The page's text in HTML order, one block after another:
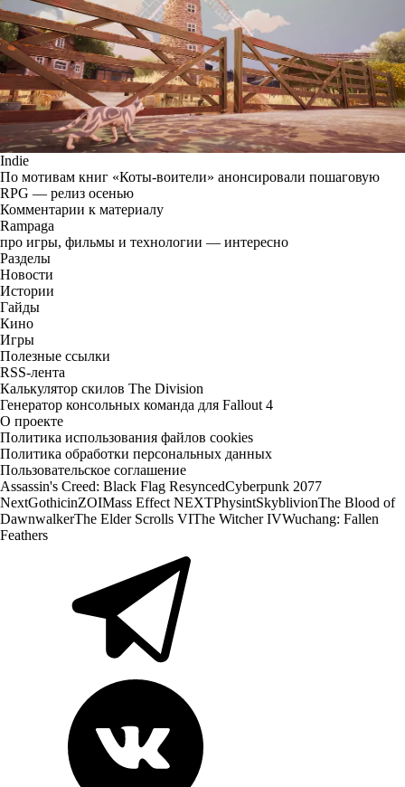
Indie
По мотивам книг «Коты-воители» анонсировали пошаговую
RPG — релиз осенью
Комментарии к материалу
Rampaga
про игры, фильмы и технологии — интересно
Разделы
Новости
Истории
Гайды
Кино
Игры
Полезные ссылки
RSS-лента
Калькулятор скилов The Division
Генератор консольных команда для Fallout 4
О проекте
Политика использования файлов cookies
Политика обработки персональных данных
Пользовательское соглашение
Assassin's Creed: Black Flag ResyncedCyberpunk 2077
NextGothicinZOIMass Effect NEXTPhysintSkyblivionThe Blood of
DawnwalkerThe Elder Scrolls VIThe Witcher IVWuchang: Fallen
Feathers